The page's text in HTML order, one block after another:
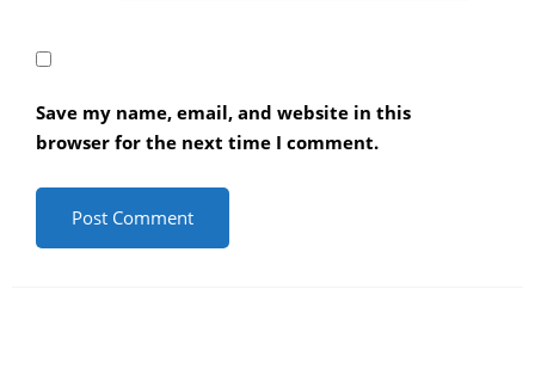
Save my name, email, and website in this
browser for the next time I comment.